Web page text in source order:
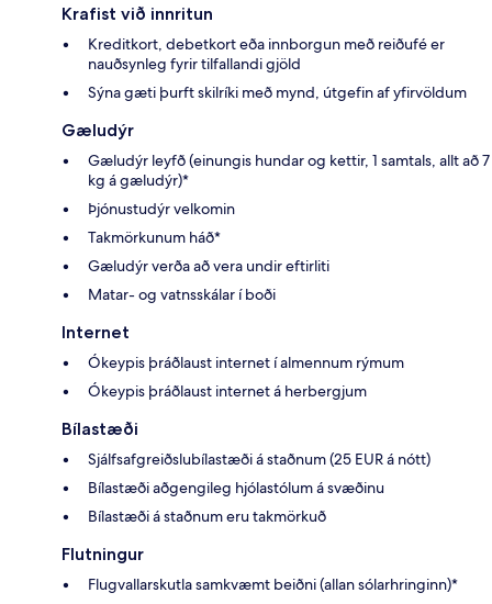
Krafist við innritun
Kreditkort, debetkort eða innborgun með reiðufé er
nauðsynleg fyrir tilfallandi gjöld
Sýna gæti þurft skilríki með mynd, útgefin af yfirvöldum
Gæludýr
Gæludýr leyfð (einungis hundar og kettir, 1 samtals, allt að 7
kg á gæludýr)*
Þjónustudýr velkomin
Takmörkunum háð*
Gæludýr verða að vera undir eftirliti
Matar- og vatnsskálar í boði
Internet
Ókeypis þráðlaust internet í almennum rýmum
Ókeypis þráðlaust internet á herbergjum
Bílastæði
Sjálfsafgreiðslubílastæði á staðnum (25 EUR á nótt)
Bílastæði aðgengileg hjólastólum á svæðinu
Bílastæði á staðnum eru takmörkuð
Flutningur
Flugvallarskutla samkvæmt beiðni (allan sólarhringinn)*